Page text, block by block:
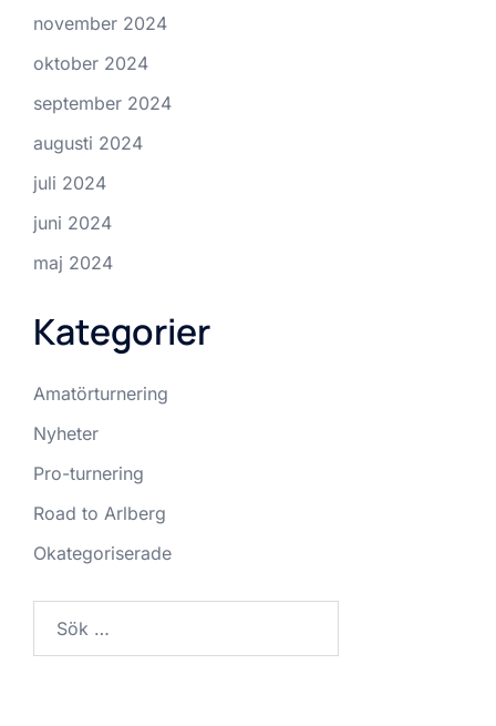
november 2024
oktober 2024
september 2024
augusti 2024
juli 2024
juni 2024
maj 2024
Kategorier
Amatörturnering
Nyheter
Pro-turnering
Road to Arlberg
Okategoriserade
efter: